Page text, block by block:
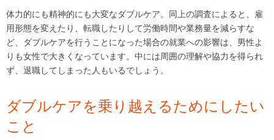
体力的にも精神的にも大変なダブルケア。同上の調査によると、雇
用形態を変えたり、転職したりして労働時間や業務量を減らすな
ど、ダブルケアを行うことになった場合の就業への影響は、男性よ
りも女性で大きくなっています。中には周囲の理解や協力を得られ
ず、退職してしまった人もいるでしょう。
ダブルケアを乗り越えるためにしたい
こと